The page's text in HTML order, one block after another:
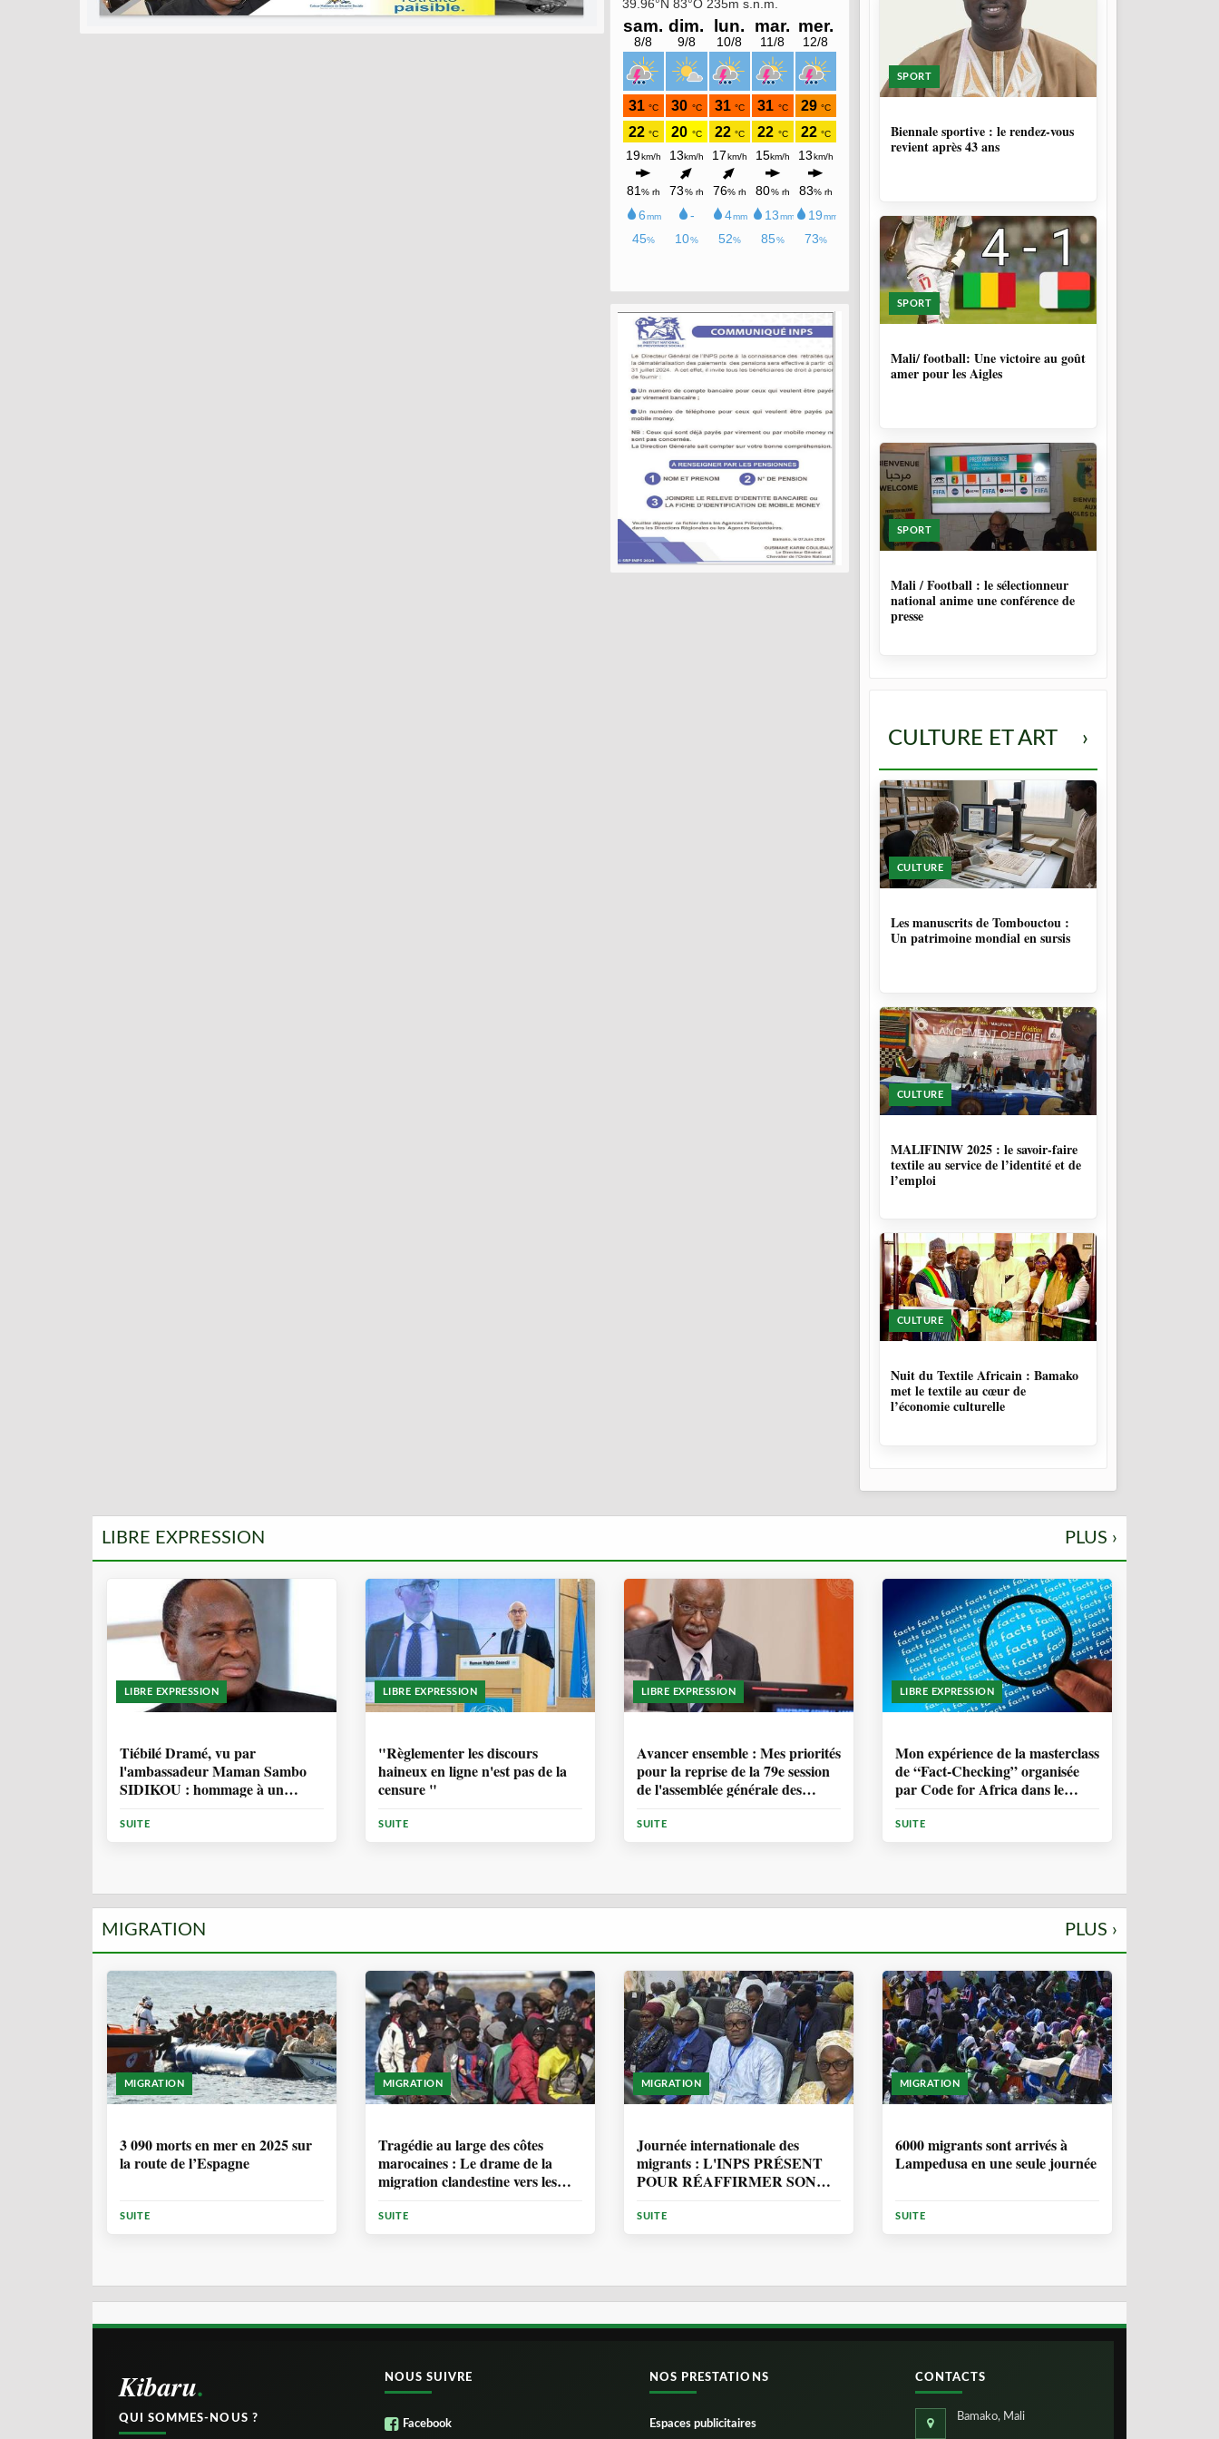
SPORT
Biennale sportive : le rendez-vous
revient après 43 ans
SPORT
Mali/ football: Une victoire au goût
amer pour les Aigles
SPORT
Mali / Football : le sélectionneur
national anime une conférence de
presse
CULTURE ET ART ›
CULTURE
Les manuscrits de Tombouctou :
Un patrimoine mondial en sursis
CULTURE
MALIFINIW 2025 : le savoir-faire
textile au service de l’identité et de
l’emploi
CULTURE
Nuit du Textile Africain : Bamako
met le textile au cœur de
l’économie culturelle
LIBRE EXPRESSION PLUS ›
LIBRE EXPRESSION
Tiébilé Dramé, vu par
l'ambassadeur Maman Sambo
SIDIKOU : hommage à un
d'inspiration
SUITE
LIBRE EXPRESSION
"Règlementer les discours
haineux en ligne n'est pas de la
censure "
SUITE
LIBRE EXPRESSION
Avancer ensemble : Mes priorités
pour la reprise de la 79e session
de l'assemblée générale des
SUITE
LIBRE EXPRESSION
Mon expérience de la masterclass
de “Fact-Checking” organisée
par Code for Africa dans le
désinformation en Afrique
SUITE
MIGRATION PLUS ›
MIGRATION
3 090 morts en mer en 2025 sur
la route de l’Espagne
SUITE
MIGRATION
Tragédie au large des côtes
marocaines : Le drame de la
migration clandestine vers les
SUITE
MIGRATION
Journée internationale des
migrants : L'INPS PRÉSENT
POUR RÉAFFIRMER SON
MATIÈRE DE PROTECTION
SUITE
MIGRATION
6000 migrants sont arrivés à
Lampedusa en une seule journée
SUITE
Kibaru
QUI SOMMES-NOUS ?
NOUS SUIVRE
Facebook
NOS PRESTATIONS
Espaces publicitaires
CONTACTS
Bamako, Mali